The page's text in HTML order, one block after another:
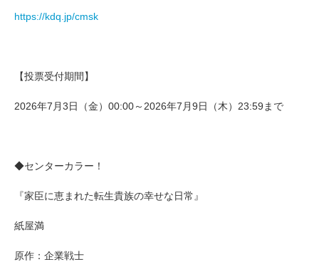
https://kdq.jp/cmsk
【投票受付期間】
2026年7月3日（金）00:00～2026年7月9日（木）23:59まで
◆センターカラー！
『家臣に恵まれた転生貴族の幸せな日常』
紙屋満
原作：企業戦士